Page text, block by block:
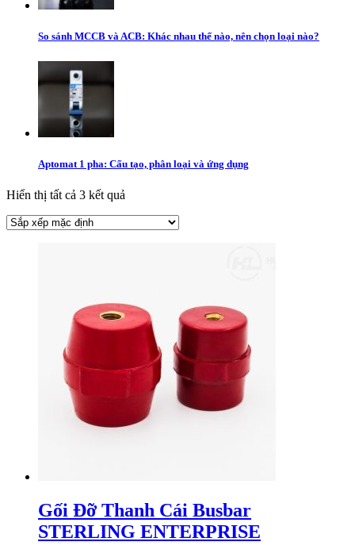
So sánh MCCB và ACB: Khác nhau thế nào, nên chọn loại nào?
Aptomat 1 pha: Cấu tạo, phân loại và ứng dụng
Hiển thị tất cả 3 kết quả
Gối Đỡ Thanh Cái Busbar
STERLING ENTERPRISE